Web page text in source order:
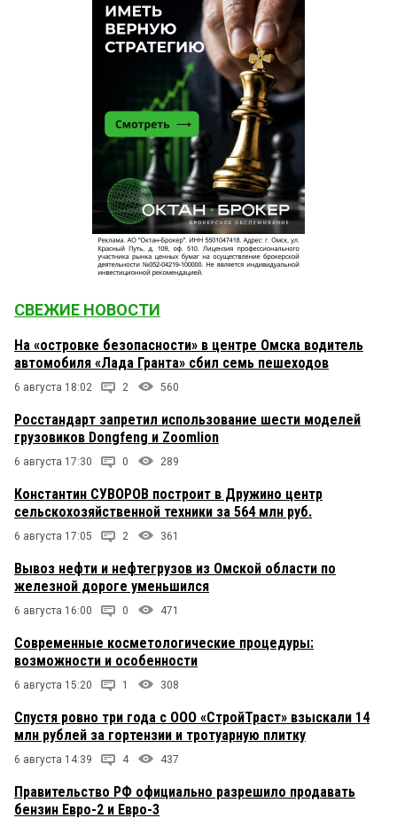
СВЕЖИЕ НОВОСТИ
На «островке безопасности» в центре Омска водитель
автомобиля «Лада Гранта» сбил семь пешеходов
6 августа 18:02 2 560
Росстандарт запретил использование шести моделей
грузовиков Dongfeng и Zoomlion
6 августа 17:30 0 289
Константин СУВОРОВ построит в Дружино центр
сельскохозяйственной техники за 564 млн руб.
6 августа 17:05 2 361
Вывоз нефти и нефтегрузов из Омской области по
железной дороге уменьшился
6 августа 16:00 0 471
Современные косметологические процедуры:
возможности и особенности
6 августа 15:20 1 308
Спустя ровно три года с ООО «СтройТраст» взыскали 14
млн рублей за гортензии и тротуарную плитку
6 августа 14:39 4 437
Правительство РФ официально разрешило продавать
бензин Евро-2 и Евро-3